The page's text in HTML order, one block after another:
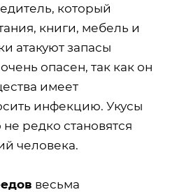
который
книги, мебель и
атакуют запасы
очень опасен, так как он
имеет
инфекцию. Укусы
редко становятся
человека.
весьма